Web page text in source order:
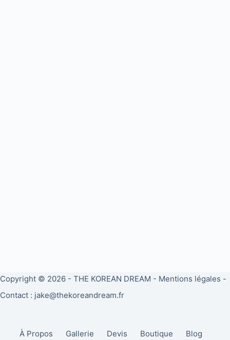
Copyright © 2026 - THE KOREAN DREAM - Mentions légales -
Contact : jake@thekoreandream.fr
À Propos Gallerie Devis Boutique Blog